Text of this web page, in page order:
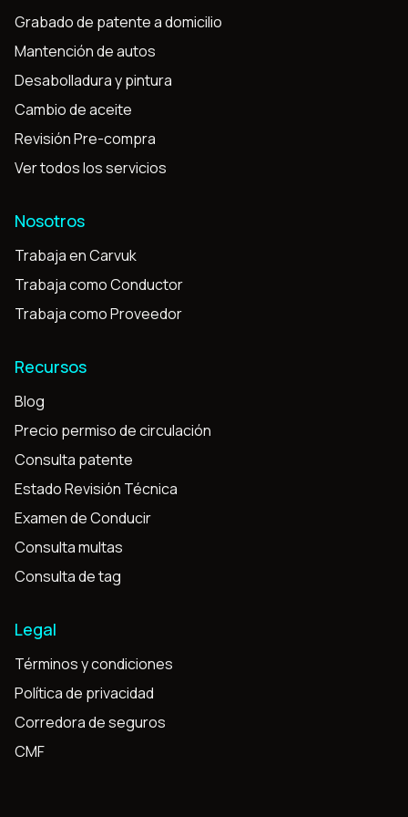
Grabado de patente a domicilio
Mantención de autos
Desabolladura y pintura
Cambio de aceite
Revisión Pre-compra
Ver todos los servicios
Nosotros
Trabaja en Carvuk
Trabaja como Conductor
Trabaja como Proveedor
Recursos
Blog
Precio permiso de circulación
Consulta patente
Estado Revisión Técnica
Examen de Conducir
Consulta multas
Consulta de tag
Legal
Términos y condiciones
Política de privacidad
Corredora de seguros
CMF